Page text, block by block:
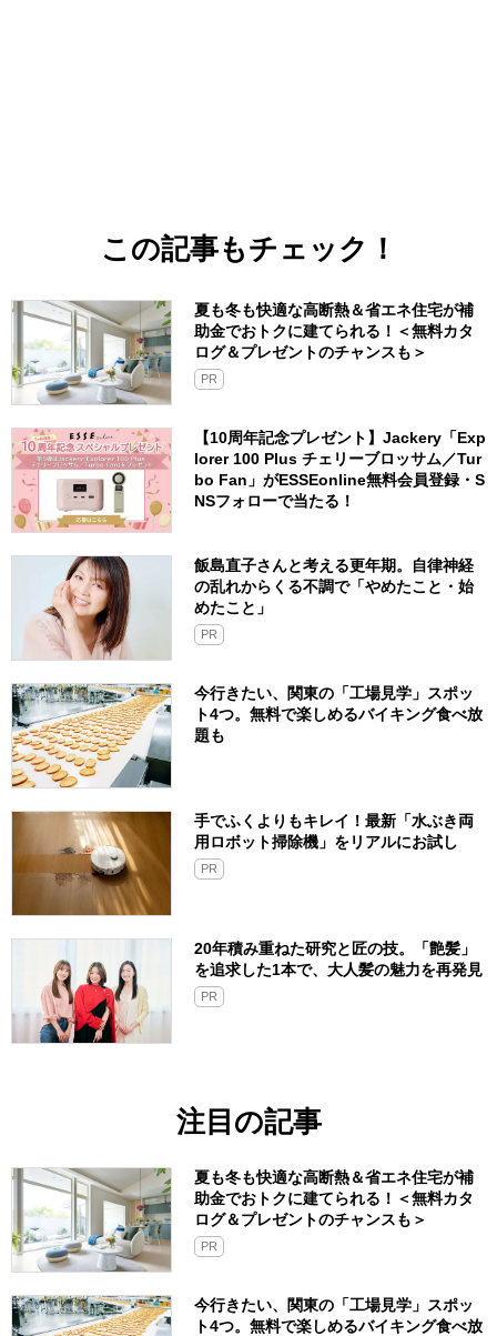
この記事もチェック！
夏も冬も快適な高断熱＆省エネ住宅が補
助金でおトクに建てられる！＜無料カタ
ログ＆プレゼントのチャンスも＞
PR
【10周年記念プレゼント】Jackery「Exp
lorer 100 Plus チェリーブロッサム／Tur
bo Fan」がESSEonline無料会員登録・S
NSフォローで当たる！
飯島直子さんと考える更年期。自律神経
の乱れからくる不調で「やめたこと・始
めたこと」
PR
今行きたい、関東の「工場見学」スポッ
ト4つ。無料で楽しめるバイキング食べ放
題も
手でふくよりもキレイ！最新「水ぶき両
用ロボット掃除機」をリアルにお試し
PR
20年積み重ねた研究と匠の技。「艶髪」
を追求した1本で、大人髪の魅力を再発見
PR
注目の記事
夏も冬も快適な高断熱＆省エネ住宅が補
助金でおトクに建てられる！＜無料カタ
ログ＆プレゼントのチャンスも＞
PR
今行きたい、関東の「工場見学」スポッ
ト4つ。無料で楽しめるバイキング食べ放